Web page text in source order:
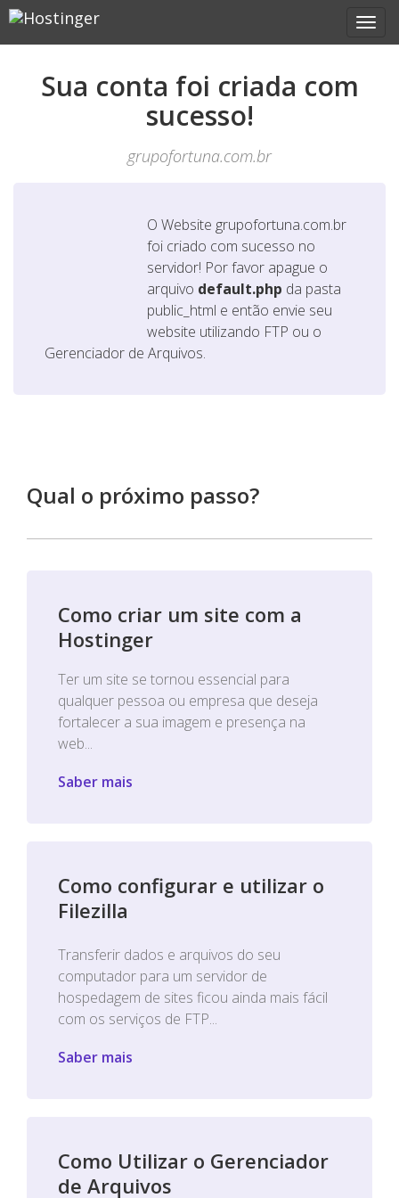
Sua conta foi criada com
sucesso!
grupofortuna.com.br
O Website grupofortuna.com.br
foi criado com sucesso no
servidor! Por favor apague o
arquivo default.php da pasta
public_html e então envie seu
website utilizando FTP ou o
Gerenciador de Arquivos.
Qual o próximo passo?
Como criar um site com a
Hostinger
Ter um site se tornou essencial para
qualquer pessoa ou empresa que deseja
fortalecer a sua imagem e presença na
web...
Saber mais
Como configurar e utilizar o
Filezilla
Transferir dados e arquivos do seu
computador para um servidor de
hospedagem de sites ficou ainda mais fácil
com os serviços de FTP...
Saber mais
Como Utilizar o Gerenciador
de Arquivos